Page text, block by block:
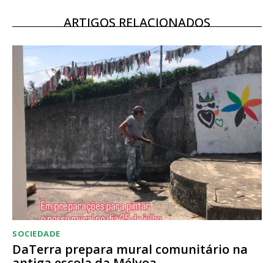
ARTIGOS RELACIONADOS
SOCIEDADE
DaTerra prepara mural comunitário na